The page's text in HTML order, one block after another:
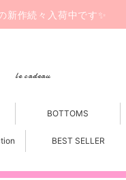
新作続々入荷中です✨
le cadeau
BOTTOMS
BEST SELLER